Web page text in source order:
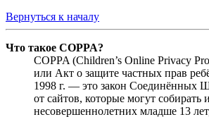
Вернуться к началу
Что такое COPPA?
COPPA (Children’s Online Privacy
или Акт о защите частных прав
1998 г. — это закон Соединённых
от сайтов, которые могут
несовершеннолетних младше 13